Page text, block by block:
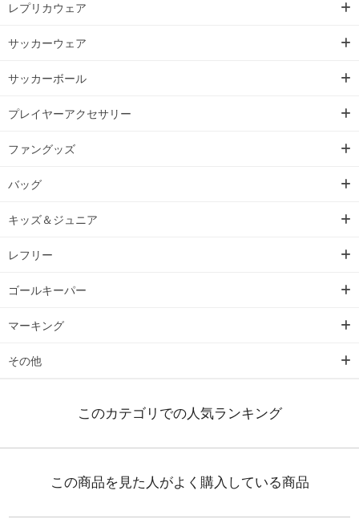
レプリカウェア
サッカーウェア
サッカーボール
プレイヤーアクセサリー
ファングッズ
バッグ
キッズ＆ジュニア
レフリー
ゴールキーパー
マーキング
その他